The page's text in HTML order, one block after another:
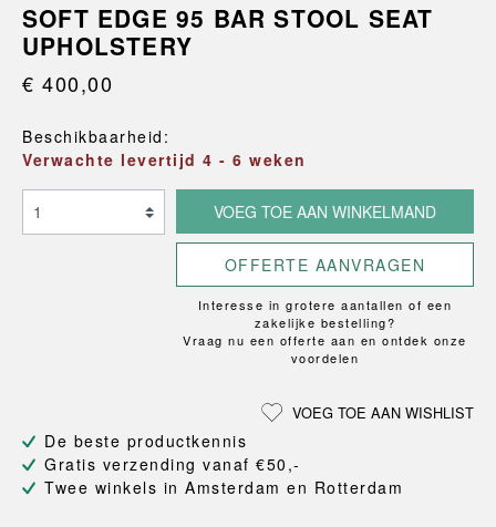
SOFT EDGE 95 BAR STOOL SEAT
UPHOLSTERY
€ 400,00
Beschikbaarheid:
Verwachte levertijd 4 - 6 weken
VOEG TOE AAN WINKELMAND
OFFERTE AANVRAGEN
Interesse in grotere aantallen of een
zakelijke bestelling?
Vraag nu een offerte aan en ontdek onze
voordelen
VOEG TOE AAN WISHLIST
De beste productkennis
Gratis verzending vanaf €50,-
Twee winkels in Amsterdam en Rotterdam